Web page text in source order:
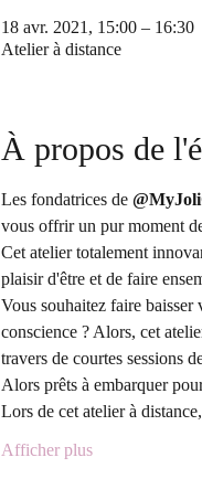
18 avr. 2021, 15:00 – 16:30
Atelier à distance
À propos de
Les fondatrices de
vous offrir un pur moment
Cet atelier totalement
plaisir d'être et de faire
Vous souhaitez faire
conscience ? Alors, cet
travers de courtes sessions
Alors prêts à embarquer
Lors de cet atelier à
Afficher plus